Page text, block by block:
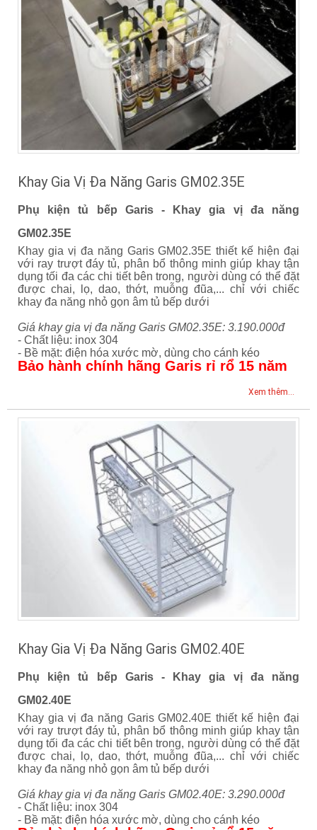
Khay Gia Vị Đa Năng Garis GM02.35E
Phụ kiện tủ bếp Garis - Khay gia vị đa năng
GM02.35E
Khay gia vị đa năng Garis GM02.35E thiết kế hiện đại
với ray trượt đáy tủ, phân bổ thông minh giúp khay tận
dụng tối đa các chi tiết bên trong, người dùng có thể đặt
được chai, lọ, dao, thớt, muỗng đũa,... chỉ với chiếc
khay đa năng nhỏ gọn âm tủ bếp dưới
Giá khay gia vị đa năng Garis GM02.35E: 3.190.000đ
- Chất liệu: inox 304
- Bề mặt: điện hóa xước mờ, dùng cho cánh kéo
Bảo hành chính hãng Garis rỉ rổ 15 năm
Xem thêm...
Khay Gia Vị Đa Năng Garis GM02.40E
Phụ kiện tủ bếp Garis - Khay gia vị đa năng
GM02.40E
Khay gia vị đa năng Garis GM02.40E thiết kế hiện đại
với ray trượt đáy tủ, phân bổ thông minh giúp khay tận
dụng tối đa các chi tiết bên trong, người dùng có thể đặt
được chai, lọ, dao, thớt, muỗng đũa,... chỉ với chiếc
khay đa năng nhỏ gọn âm tủ bếp dưới
Giá khay gia vị đa năng Garis GM02.40E: 3.290.000đ
- Chất liệu: inox 304
- Bề mặt: điện hóa xước mờ, dùng cho cánh kéo